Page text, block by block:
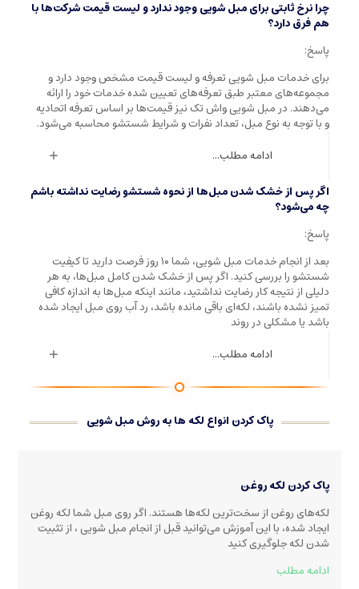
چرا نرخ ثابتی برای مبل شویی وجود ندارد و لیست قیمت شرکت‌ها با
هم فرق دارد؟
پاسخ:
برای خدمات مبل شویی تعرفه و لیست قیمت مشخص وجود دارد و
مجموعه‌های معتبر طبق تعرفه‌های تعیین شده خدمات خود را ارائه
می‌دهند. در مبل شویی واش تک نیز قیمت‌ها بر اساس تعرفه اتحادیه
و با توجه به نوع مبل، تعداد نفرات و شرایط شستشو محاسبه می‌شود.
ادامه مطلب...
اگر پس از خشک شدن مبل‌ها از نحوه شستشو رضایت نداشته باشم
چه می‌شود؟
پاسخ:
بعد از انجام خدمات مبل شویی، شما ۱۰ روز فرصت دارید تا کیفیت
شستشو را بررسی کنید. اگر پس از خشک شدن کامل مبل‌ها، به هر
دلیلی از نتیجه کار رضایت نداشتید، مانند اینکه مبل‌ها به اندازه کافی
تمیز نشده باشند، لکه‌ای باقی مانده باشد، رد آب روی مبل ایجاد شده
باشد یا مشکلی در روند
ادامه مطلب...
پاک کردن انواع لکه ها به روش مبل شویی
پاک کردن لکه روغن
لکه‌های روغن از سخت‌ترین لکه‌ها هستند. اگر روی مبل شما لکه روغن
ایجاد شده، با این آموزش می‌توانید قبل از انجام مبل شویی ، از تثبیت
شدن لکه جلوگیری کنید
ادامه مطلب